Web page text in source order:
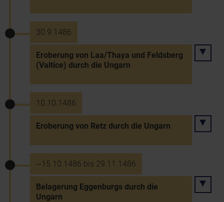
30.9.1486
Eroberung von Laa/Thaya und Feldsberg
(Valtice) durch die Ungarn
10.10.1486
Eroberung von Retz durch die Ungarn
~15.10.1486 bis 29.11.1486
Belagerung Eggenburgs durch die
Ungarn